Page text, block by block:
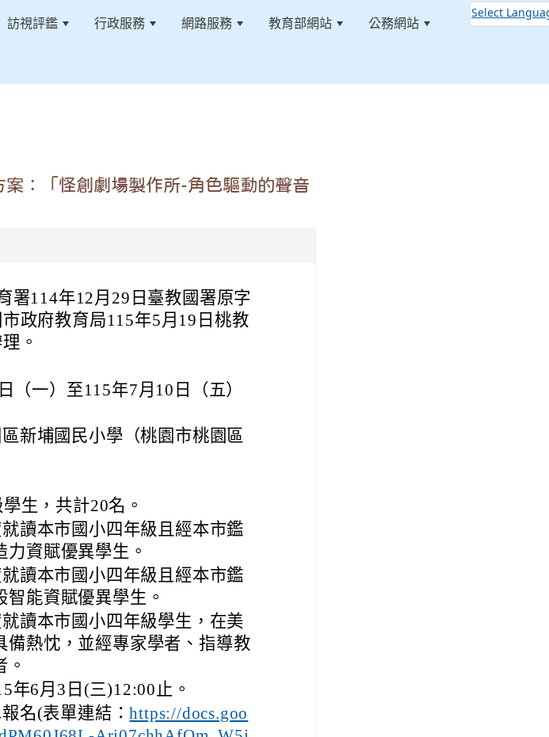
訪視評鑑 行政服務 網路服務 教育部網站 公務網站
Select
：「怪創劇場製作所-角色驅動的聲音
署114年12月29日臺教國署原字
政府教育局115年5月19日桃教
。
（一）至115年7月10日（五）
新埔國民小學（桃園市桃園區
生，共計20名。
讀本市國小四年級且經本市鑑
資賦優異學生。
讀本市國小四年級且經本市鑑
能資賦優異學生。
讀本市國小四年級學生，在美
備熱忱，並經專家學者、指導教
年6月3日(三)12:00止。
名(表單連結：https://docs.goo